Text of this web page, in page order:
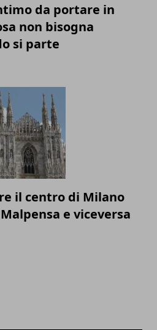
da portare in
non bisogna
si parte
il centro di Milano
e viceversa